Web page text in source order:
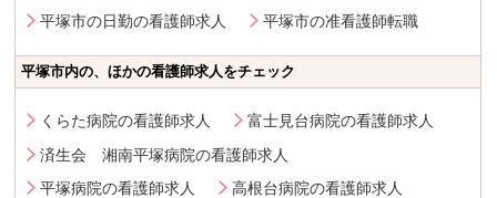
平塚市の日勤の看護師求人 平塚市の准看護師転職
平塚市内の、ほかの看護師求人をチェック
くらた病院の看護師求人
富士見台病院の看護師求人
済生会 湘南平塚病院の看護師求人
平塚病院の看護師求人
高根台病院の看護師求人